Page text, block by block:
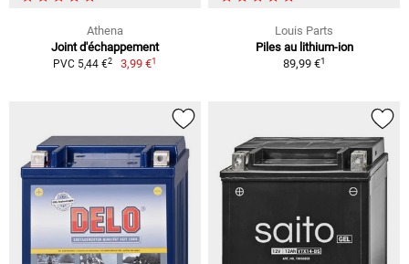
Athena
Joint d'échappement
PVC 5,44 €2 3,99 €1
Louis Parts
Piles au lithium-ion
89,99 €1